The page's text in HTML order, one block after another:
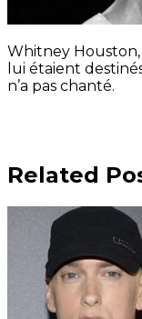
Whitney Houston,
lui étaient
n’a pas chanté.
Related